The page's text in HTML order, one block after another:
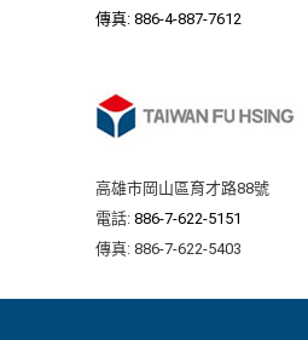
傳真: 886-4-887-7612
高雄市岡山區育才路88號
電話: 886-7-622-5151
傳真: 886-7-622-5403